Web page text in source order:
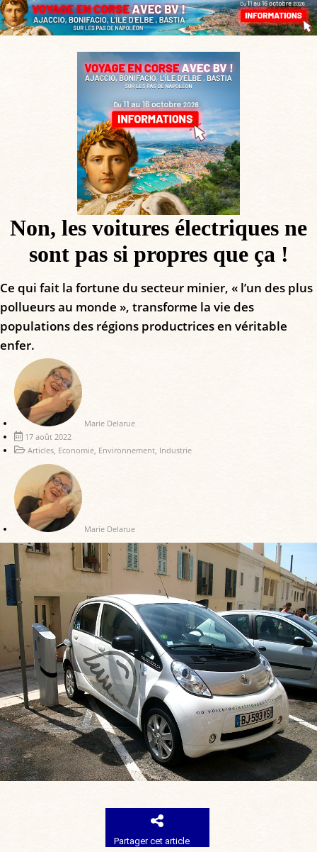
Non, les voitures électriques ne
sont pas si propres que ça !
Ce qui fait la fortune du secteur minier, « l’un des plus
pollueurs au monde », transforme la vie des
populations des régions productrices en véritable
enfer.
Marie Delarue
17 août 2022
Articles, Economie, Environnement, Industrie
Marie Delarue
Partager cet article